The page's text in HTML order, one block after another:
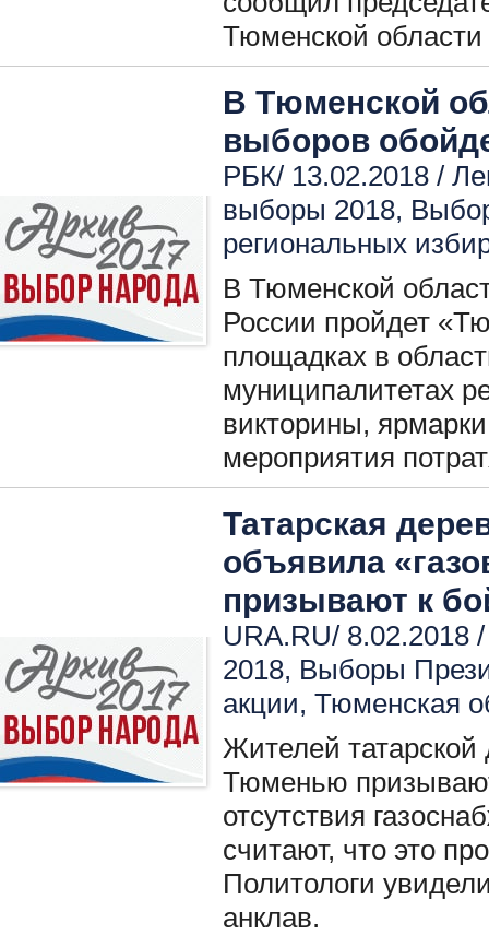
Тюменской
В Тюменской
выборов
РБК/ 13.02.2018 /
выборы 2018,
региональных
В Тюменской
России пройдет
площадках в
муниципалитетах
викторины,
мероприятия
Татарская
объявила
призывают к
URA.RU/ 8.02.2018
2018, Выборы
акции, Тюменская
Жителей
Тюменью
отсутствия
считают, что это
Политологи
анклав.